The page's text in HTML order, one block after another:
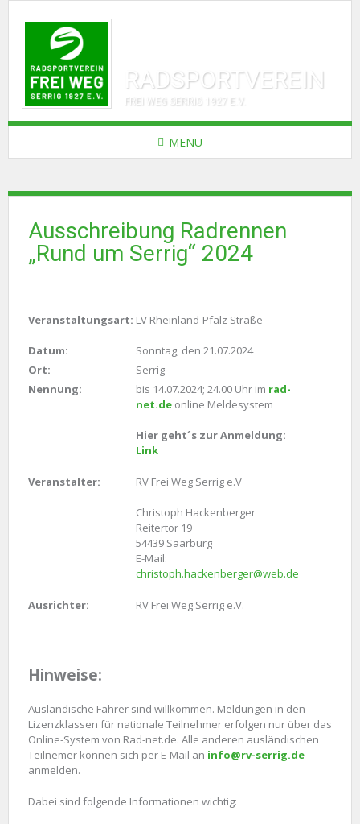
RADSPORTVEREIN
FREI WEG SERRIG 1927 E.V.
MENU
Ausschreibung Radrennen
„Rund um Serrig“ 2024
Veranstaltungsart: LV Rheinland-Pfalz Straße
Datum:
Sonntag, den 21.07.2024
Ort:
Serrig
Nennung:
bis 14.07.2024; 24.00 Uhr im rad-
net.de online Meldesystem
Hier geht´s zur Anmeldung:
Link
Veranstalter: RV Frei Weg Serrig e.V
Christoph Hackenberger
Reitertor 19
54439 Saarburg
E-Mail:
christoph.hackenberger@web.de
Ausrichter: RV Frei Weg Serrig e.V.
Hinweise:
Ausländische Fahrer sind willkommen. Meldungen in den
Lizenzklassen für nationale Teilnehmer erfolgen nur über das
Online-System von Rad-net.de. Alle anderen ausländischen
Teilnemer können sich per E-Mail an info@rv-serrig.de
anmelden.
Dabei sind folgende Informationen wichtig: